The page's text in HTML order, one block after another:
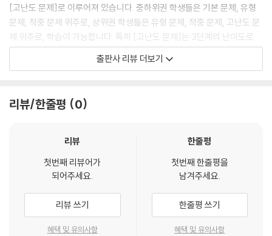
[고난도 문제]로 이루어져 있습니다. 중하위권 학생들은 기본 문제, 유형
문제, 적중 문제 위주로, 상위권 학생들은 유형 문제, 적중 문제, 고난도 문
제 위주로, 학습이 가능합니다. 특히 [고난도 문제]는 3단계의 난이도로
레벨을 지어 수록하여 수준에 맞춰 학습할 수 있도록 하였습니다.
☆ 학교 시험에 자주 출제되는 교육청 기출문제가 들어 있는 내신문제집
여 수록하였습니다. 교육청 기출문제와 기출문제를 변형한 문제는 문항 옆
☆ 2157개의 많은 문제가 수록된 내신문제집
수준의 문제들로 구성되어 누구나 이 한 권으로 내신을 대비할 수 있는 To
tal 내신문제집입니다.
◆ 이 책의 구성
1. 대단원 도비라
출판사 리뷰 더보기
리뷰/한줄평 0
리뷰
첫번째 리뷰어가
되어주세요.
리뷰 쓰기
혜택 및 유의사항
한줄평
첫번째 한줄평을
남겨주세요.
한줄평 쓰기
혜택 및 유의사항